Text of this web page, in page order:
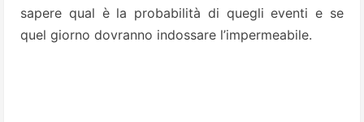
sapere qual è la probabilità di quegli eventi e se
quel giorno dovranno indossare l’impermeabile.